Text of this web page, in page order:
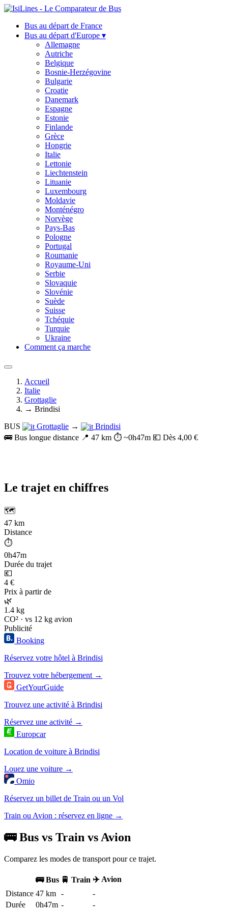
Bus au départ de France
Bus au départ d'Europe ▾
Allemagne
Autriche
Belgique
Bosnie-Herzégovine
Bulgarie
Croatie
Danemark
Espagne
Estonie
Finlande
Grèce
Hongrie
Italie
Lettonie
Liechtenstein
Lituanie
Luxembourg
Moldavie
Monténégro
Norvège
Pays-Bas
Pologne
Portugal
Roumanie
Royaume-Uni
Serbie
Slovaquie
Slovénie
Suède
Suisse
Tchéquie
Turquie
Ukraine
Comment ça marche
Accueil
Italie
Grottaglie
→ Brindisi
BUS
Grottaglie →
Brindisi
🚌 Bus longue distance 📍 47 km ⏱️ ~0h47m 💶 Dès 4,00 €
Le trajet en chiffres
🗺️
47 km
Distance
⏱️
0h47m
Durée du trajet
💶
4 €
Prix à partir de
🌿
1.4 kg
CO² · vs 12 kg avion
Publicité
Booking
Réservez votre hôtel à Brindisi
Trouvez votre hébergement →
GetYourGuide
Trouvez une activité à Brindisi
Réservez une activité →
Europcar
Location de voiture à Brindisi
Louez une voiture →
Omio
Réservez un billet de Train ou un Vol
Train ou Avion : réservez en ligne →
🚌 Bus vs Train vs Avion
Comparez les modes de transport pour ce trajet.
🚌 Bus 🚆 Train ✈️ Avion
Distance 47 km -
-
Durée
0h47m -
-